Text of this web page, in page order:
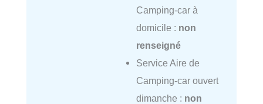
Camping-car à
domicile : non
renseigné
Service Aire de
Camping-car ouvert
dimanche : non